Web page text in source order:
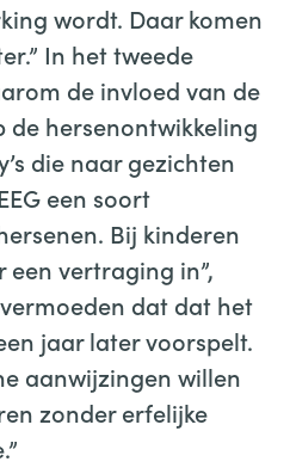
wordt. Daar komen
In het tweede
de invloed van de
de hersenontwikkeling
die naar gezichten
een soort
Bij kinderen
vertraging in”,
dat dat het
jaar later voorspelt.
aanwijzingen willen
zonder erfelijke